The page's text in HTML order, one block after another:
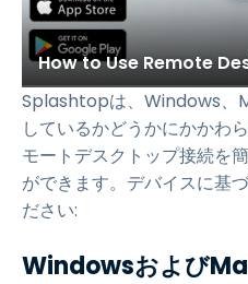
How to Use Remote
Splashtopは、Windows、
しているかどうかにかかわ
モートデスクトップ接続を
ができます。デバイスに基
ださい:
Windowsおよび